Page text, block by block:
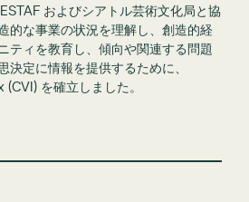
およびシアトル芸術文化局と協
的な事業の状況を理解し、創造的経
ティを教育し、傾向や関連する問題
決定に情報を提供するために、
を確立しました。